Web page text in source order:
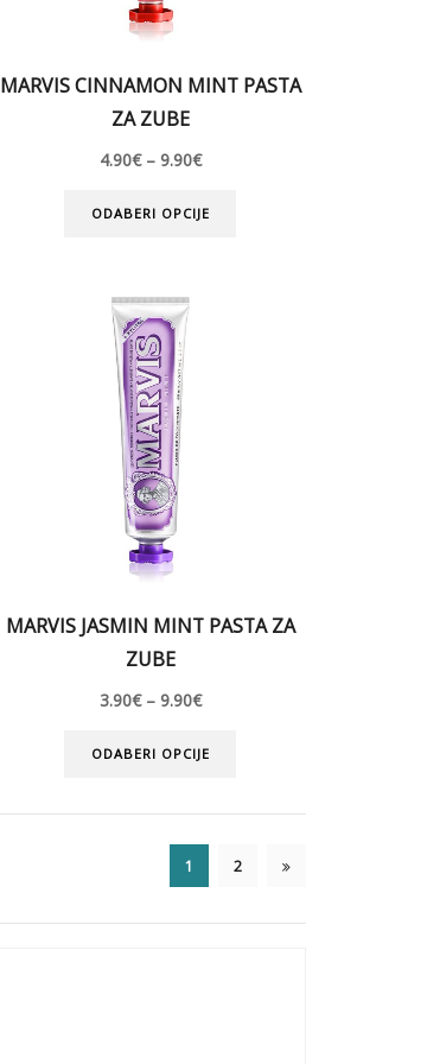
MARVIS CINNAMON MINT PASTA
ZA ZUBE
4.90€– 9.90€
ODABERI OPCIJE
MARVIS JASMIN MINT PASTA ZA
ZUBE
3.90€– 9.90€
ODABERI OPCIJE
1 2